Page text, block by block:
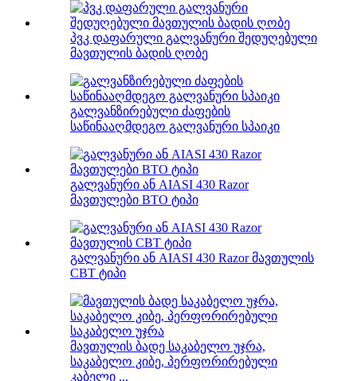
პვკ დაფარული გალვანური შედუღებული
მავთულის ბადის ღობე
გალვანზირებული ძაფების
საწინააღმდეგო გალვანური სპაიკი
გალვანური ან AIASI 430 Razor
მავთულები BTO ტიპი
გალვანური ან AIASI 430 Razor მავთულის
CBT ტიპი
მავთულის ბადე საკაბელო უჯრა,
საკაბელო კიბე, პერფორირებული
კაბელი ...